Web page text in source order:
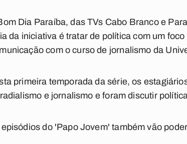
Dia Paraíba, das TVs Cabo Branco e
da iniciativa é tratar de política com um
com o curso de jornalismo da
primeira temporada da série, os
e jornalismo e foram discutir
episódios do 'Papo Jovem' também vão